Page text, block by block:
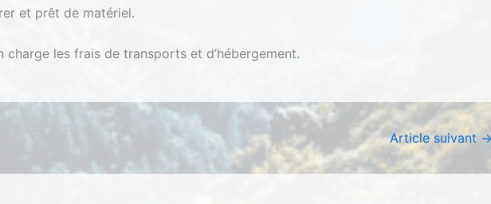
et prêt de matériel.
charge les frais de transports et d’hébergement.
Article suivant →